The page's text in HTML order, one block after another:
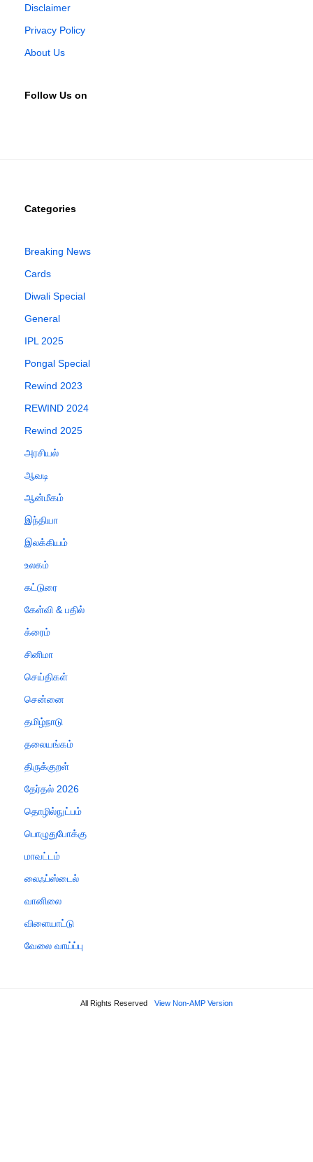
Disclaimer
Privacy Policy
About Us
Follow Us on
Categories
Breaking News
Cards
Diwali Special
General
IPL 2025
Pongal Special
Rewind 2023
REWIND 2024
Rewind 2025
அரசியல்
ஆவடி
ஆன்மீகம்
இந்தியா
இலக்கியம்
உலகம்
கட்டுரை
கேள்வி & பதில்
க்ரைம்
சினிமா
செய்திகள்
சென்னை
தமிழ்நாடு
தலையங்கம்
திருக்குறள்
தேர்தல் 2026
தொழில்நுட்பம்
பொழுதுபோக்கு
மாவட்டம்
லைஃப்ஸ்டைல்
வானிலை
விளையாட்டு
வேலை வாய்ப்பு
All Rights Reserved View Non-AMP Version